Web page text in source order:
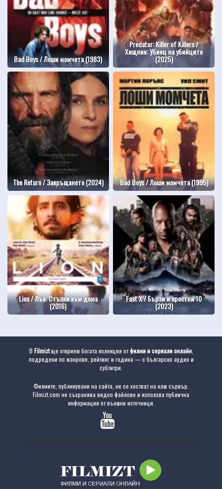
Bad Boys / Лоши момчета (1983)
Predator: Killer of Killers /
Хищник: Убиец на убийците
(2025)
The Return / Завръщането (2024) Bad Boys / Лоши момчета (1995)
Lion / Лъв: Стъпки към дома
(2016)
Fast X / Бързи и яростни 10
(2023)
В Filmiztще откриеш богата колекция отфилми и сериали онлайн,
подредени по жанрове, рейтинг и година — с българско аудио и
субтитри.
Филмите, публикувани на сайта, не се хостват на наш сървър.
Filmizt.com не съхранява видео файлове и използва публична
информация от външни източници.